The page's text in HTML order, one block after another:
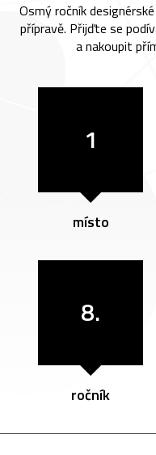
Osmý ročník
přípravě. Přijďte se
a nakoupit
1
místo
8.
ročník